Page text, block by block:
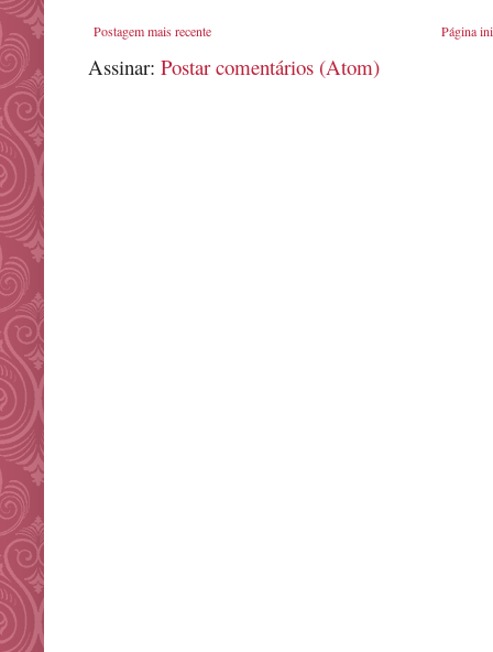
Postagem mais recente Página
Assinar: Postar comentários (Atom)